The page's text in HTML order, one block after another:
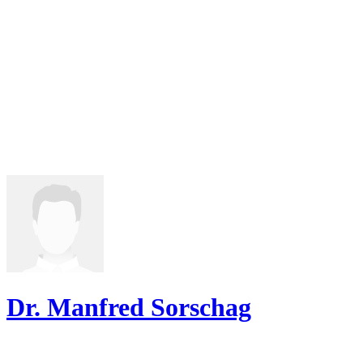
Dr. Manfred Sorschag